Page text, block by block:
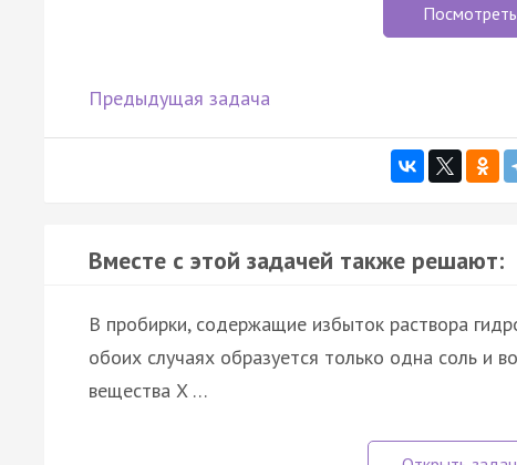
Предыдущая задача
Вместе с этой задачей также решают:
В пробирки, содержащие избыток раствора
обоих случаях образуется только одна соль и
вещества X …